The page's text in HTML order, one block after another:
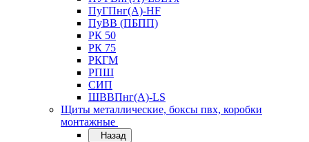
ПуГПнг(А)-HF
ПуВВ (ПБПП)
РК 50
РК 75
РКГМ
РПШ
СИП
ШВВПнг(А)-LS
Щиты металлические, боксы пвх, коробки
монтажные
Назад